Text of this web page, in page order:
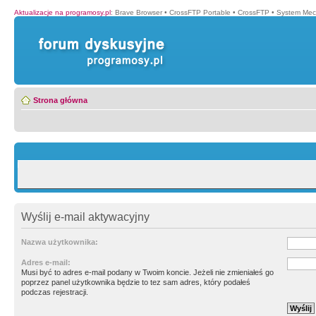
Aktualizacje na programosy.pl: Brave Browser • CrossFTP Portable • CrossFTP • System
Strona główna
Wyślij e-mail aktywacyjny
Nazwa użytkownika:
Adres e-mail:
Musi być to adres e-mail podany w Twoim koncie. Jeżeli nie zmieniałeś go
poprzez panel użytkownika będzie to tez sam adres, który podałeś
podczas rejestracji.